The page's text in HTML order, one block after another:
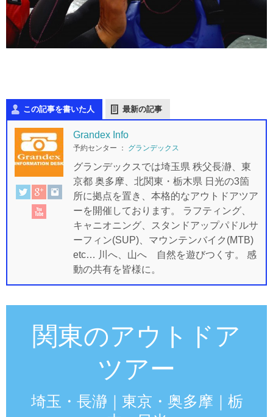
この記事を書いた人 最新の記事
Grandex Info
予約センター ： グランデックス
グランデックスでは埼玉県 秩父長瀞、東
京都 奥多摩、北関東・栃木県 日光の3箇
所に拠点を置き、本格的なアウトドアツア
ーを開催しております。 ラフティング、
キャニオニング、スタンドアップパドルサ
ーフィン(SUP)、マウンテンバイク(MTB)
etc… 川へ、山へ 自然を遊びつくす。 感
動の共有を皆様に。
関東のアウトドア
ツアー
埼玉・長瀞｜東京・奥多摩｜栃